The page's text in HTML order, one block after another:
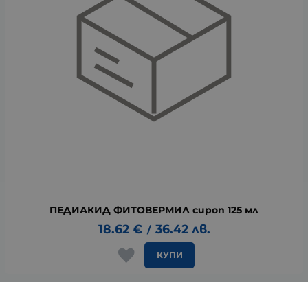
ПЕДИАКИД ФИТОВЕРМИЛ сироп 125 мл
18.62 € / 36.42 лв.
КУПИ